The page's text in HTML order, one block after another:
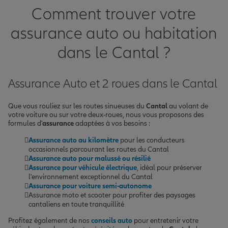
Comment trouver votre
assurance auto ou habitation
dans le Cantal ?
Assurance Auto et 2 roues dans le Cantal
Que vous rouliez sur les routes sinueuses du Cantalau volant de
votre voiture ou sur votre deux-roues, nous vous proposons des
formules d'assuranceadaptées à vos besoins :
Assurance auto au kilomètre pour les conducteurs
occasionnels parcourant les routes du Cantal
Assurance auto pour malussé ou résilié
Assurance pour véhicule électrique, idéal pour préserver
l'environnement exceptionnel du Cantal
Assurance pour voiture semi-autonome
Assurance moto et scooter pour profiter des paysages
cantaliens en toute tranquillité
Profitez également de nos conseils auto pour entretenir votre